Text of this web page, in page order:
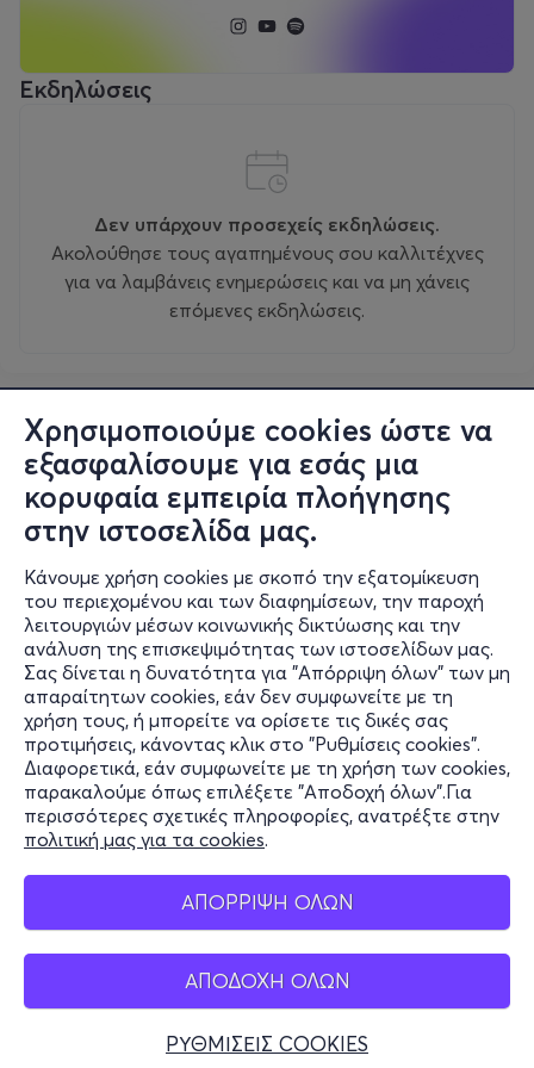
Χρησιμοποιούμε cookies ώστε να
εξασφαλίσουμε για εσάς μια
κορυφαία εμπειρία πλοήγησης
στην ιστοσελίδα μας.
Κάνουμε χρήση cookies με σκοπό την εξατομίκευση
του περιεχομένου και των διαφημίσεων, την παροχή
λειτουργιών μέσων κοινωνικής δικτύωσης και την
ανάλυση της επισκεψιμότητας των ιστοσελίδων μας.
Σας δίνεται η δυνατότητα για "Απόρριψη όλων" των μη
απαραίτητων cookies, εάν δεν συμφωνείτε με τη
χρήση τους, ή μπορείτε να ορίσετε τις δικές σας
προτιμήσεις, κάνοντας κλικ στο "Ρυθμίσεις cookies".
Διαφορετικά, εάν συμφωνείτε με τη χρήση των cookies,
παρακαλούμε όπως επιλέξετε "Αποδοχή όλων".Για
περισσότερες σχετικές πληροφορίες, ανατρέξτε στην
πολιτική μας για τα cookies.
ΑΠΟΡΡΙΨΗ ΟΛΩΝ
ΑΠΟΔΟΧΗ ΟΛΩΝ
ΡΥΘΜΙΣΕΙΣ COOKIES
Εκδηλώσεις
Δεν υπάρχουν προσεχείς εκδηλώσεις.
Ακολούθησε τους αγαπημένους σου καλλιτέχνες
για να λαμβάνεις ενημερώσεις και να μη χάνεις
επόμενες εκδηλώσεις.
Πληροφορίες
Υποστήριξη
Stay Connected
Mobile app